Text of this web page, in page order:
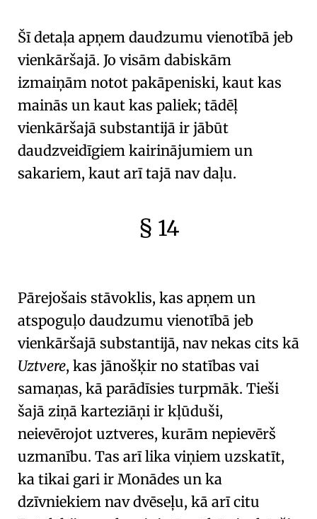
Šī detaļa apņem daudzumu vienotībā jeb
vienkāršajā. Jo visām dabiskām
izmaiņām notot pakāpeniski, kaut kas
mainās un kaut kas paliek; tādēļ
vienkāršajā substantijā ir jābūt
daudzveidīgiem kairinājumiem un
sakariem, kaut arī tajā nav daļu.
§ 14
Pārejošais stāvoklis, kas apņem un
atspoguļo daudzumu vienotībā jeb
vienkāršajā substantijā, nav nekas cits kā
Uztvere, kas jānošķir no statības vai
samaņas, kā parādīsies turpmāk. Tieši
šajā ziņā karteziāņi ir kļūduši,
neievērojot uztveres, kurām nepievērš
uzmanību. Tas arī lika viņiem uzskatīt,
ka tikai gari ir Monādes un ka
dzīvniekiem nav dvēseļu, kā arī citu